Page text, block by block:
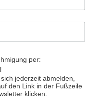
per:
jederzeit abmelden,
den Link in der Fußzeile
klicken.